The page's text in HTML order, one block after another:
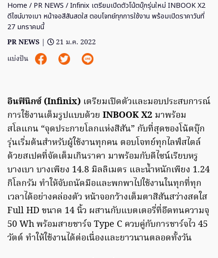
Home / PR NEWS / Infinix เตรียมเปิดตัวโน้ตบุ๊กรุ่นใหม่ INBOOK X2
ดีไซน์บางเบา หน้าจอสีสันสดใส ตอบโจทย์ทุกการใช้งาน พร้อมเปิดราคาวันที่
27 มกราคมนี้
PR NEWS |
21 ม.ค. 2022
แบ่งปัน
อินฟินิกซ์ (Infinix) เตรียมเปิดตัวและมอบประสบการณ์
การใช้งานเต็มรูปแบบด้วย INBOOK X2 มาพร้อม
สโลแกน “จุดประกายโลกแห่งสีสัน” กับที่สุดของโน้ตบุ๊ก
รุ่นเริ่มต้นสำหรับผู้ใช้งานทุกคน ตอบโจทย์ทุกไลฟ์สไตล์
ด้วยสเปคที่จัดเต็มเกินราคา มาพร้อมกับดีไซน์เรียบหรู
บางเบา บางเพียง 14.8 มิลลิเมตร และน้ำหนักเพียง 1.24
กิโลกรัม ทำให้จับถนัดมือและพกพาไปใช้งานในทุกที่ทุก
เวลาได้อย่างคล่องตัว หน้าจอกว้างเต็มตาสีสันสว่างสดใส
Full HD ขนาด 14 นิ้ว ผสานกับแบตเตอรี่ที่อึดทนความจุ
50 Wh พร้อมสายชาร์จ Type C ควบคู่กับการชาร์จไว 45
วัตต์ ทำให้ใช้งานได้ต่อเนื่องและยาวนานตลอดทั้งวัน